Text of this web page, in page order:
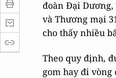
đoàn Đại Dương,
và Thương mại
cho thấy nhiều
Theo quy định,
gom hay đi